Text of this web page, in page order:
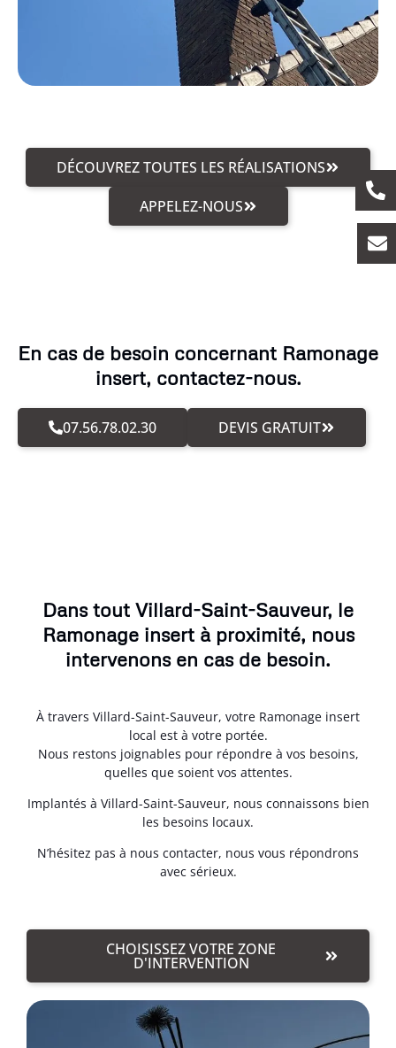
DÉCOUVREZ TOUTES LES RÉALISATIONS
APPELEZ-NOUS
En cas de besoin concernant Ramonage
insert, contactez-nous.
07.56.78.02.30 DEVIS GRATUIT
Dans tout Villard-Saint-Sauveur, le
Ramonage insert à proximité, nous
intervenons en cas de besoin.
À travers Villard-Saint-Sauveur, votre Ramonage insert
local est à votre portée.
Nous restons joignables pour répondre à vos besoins,
quelles que soient vos attentes.
Implantés à Villard-Saint-Sauveur, nous connaissons bien
les besoins locaux.
N’hésitez pas à nous contacter, nous vous répondrons
avec sérieux.
CHOISISSEZ VOTRE ZONE
D'INTERVENTION